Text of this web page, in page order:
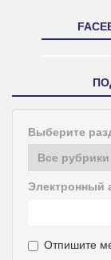
Выберите
Электронный
Отпишите